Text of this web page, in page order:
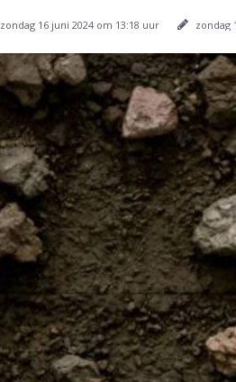
zondag 16 juni 2024 om 13:18 uur zondag